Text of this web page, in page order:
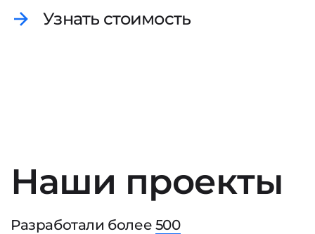
Узнать стоимость
Наши проекты
Разработали более 500